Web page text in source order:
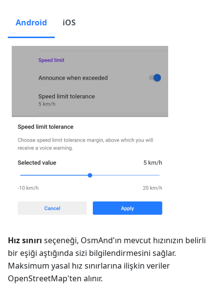
Android iOS
Hız sınırı seçeneği, OsmAnd'ın mevcut hızınızın belirli
bir eşiği aştığında sizi bilgilendirmesini sağlar.
Maksimum yasal hız sınırlarına ilişkin veriler
OpenStreetMap'ten alınır.